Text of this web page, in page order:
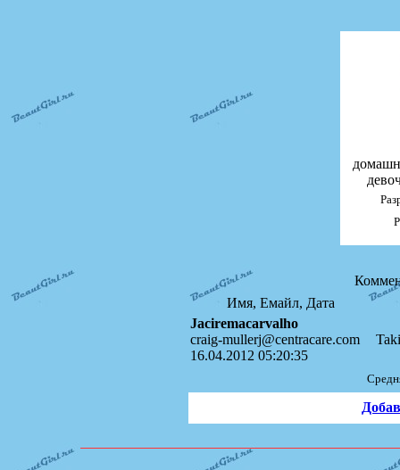
Имя, Емайл, Дата
Jaciremacarvalho
craig-mullerj@centracare.com
16.04.2012 05:20:35